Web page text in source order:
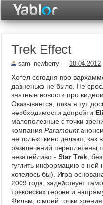
Trek Effect
sam_newberry — 18.04.2012
Хотел сегодня про
давненько не было. Не
знатные новости про
Оказывается, пока я тут
необходимости допройти
малополезные с точки
компания Paramount
не только кино делают, как
развлечений переплетены
незатейливо - Star Trek ,
гуглить информацию о ней
хотелось бы). Игра
2009 года, задействует
трековских героев и
Фильм, с моей точки